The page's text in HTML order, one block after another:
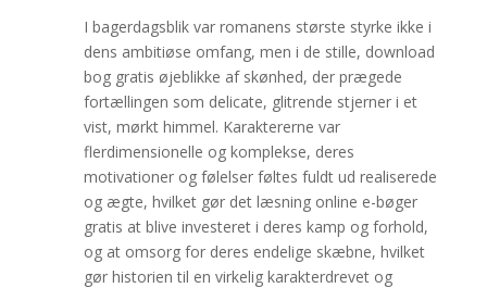
I bagerdagsblik var romanens største styrke ikke i
dens ambitiøse omfang, men i de stille, download
bog gratis øjeblikke af skønhed, der prægede
fortællingen som delicate, glitrende stjerner i et
vist, mørkt himmel. Karaktererne var
flerdimensionelle og komplekse, deres
motivationer og følelser føltes fuldt ud realiserede
og ægte, hvilket gør det læsning online e-bøger
gratis at blive investeret i deres kamp og forhold,
og at omsorg for deres endelige skæbne, hvilket
gør historien til en virkelig karakterdrevet og